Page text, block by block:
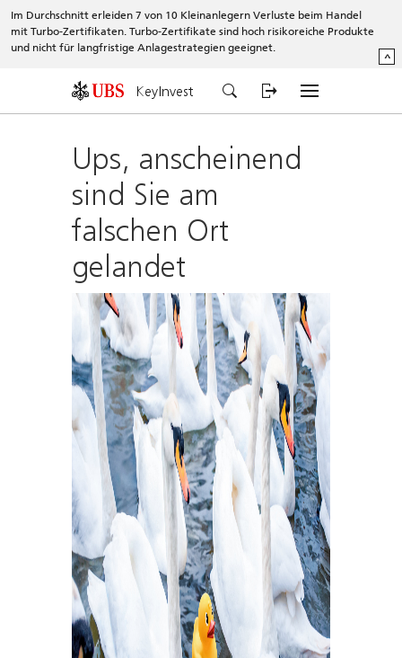
Im Durchschnitt erleiden 7 von 10 Kleinanlegern Verluste beim Handel
mit Turbo-Zertifikaten. Turbo-Zertifikate sind hoch risikoreiche Produkte
und nicht für langfristige Anlagestrategien geeignet.
^
KeyInvest
Ups, anscheinend
sind Sie am
falschen Ort
gelandet